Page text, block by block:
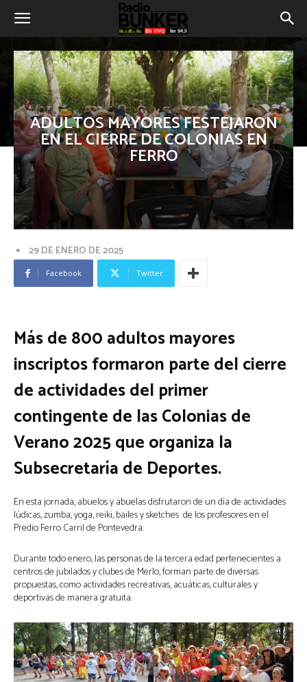
ADULTOS MAYORES FESTEJARON
EN EL CIERRE DE COLONIAS EN
FERRO
29 DE ENERO DE 2025
Facebook Twitter
Más de 800 adultos mayores
inscriptos formaron parte del cierre
de actividades del primer
contingente de las Colonias de
Verano 2025 que organiza la
Subsecretaría de Deportes.
En esta jornada, abuelos y abuelas disfrutaron de un día de actividades
lúdicas, zumba, yoga, reiki, bailes y sketches de los profesores en el
Predio Ferro Carril de Pontevedra.
Durante todo enero, las personas de la tercera edad pertenecientes a
centros de jubilados y clubes de Merlo, forman parte de diversas
propuestas, como actividades recreativas, acuáticas, culturales y
deportivas de manera gratuita.